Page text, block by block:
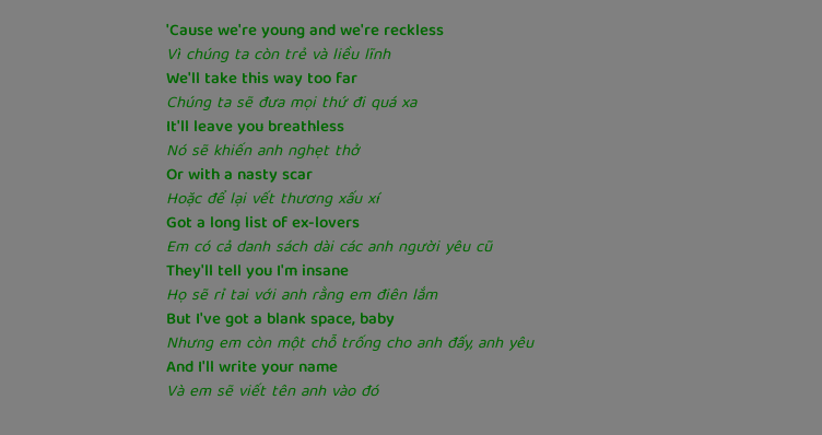
'Cause we're young and we're reckless
Vì chúng ta còn trẻ và liều lĩnh
We'll take this way too far
Chúng ta sẽ đưa mọi thứ đi quá xa
It'll leave you breathless
Nó sẽ khiến anh nghẹt thở
Or with a nasty scar
Hoặc để lại vết thương xấu xí
Got a long list of ex-lovers
Em có cả danh sách dài các anh người yêu cũ
They'll tell you I'm insane
Họ sẽ rỉ tai với anh rằng em điên lắm
But I've got a blank space, baby
Nhưng em còn một chỗ trống cho anh đấy, anh yêu
And I'll write your name
Và em sẽ viết tên anh vào đó